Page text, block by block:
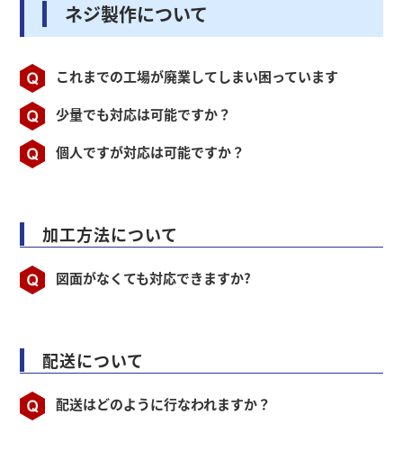
ネジ製作について
これまでの工場が廃業してしまい困っています
少量でも対応は可能ですか？
個人ですが対応は可能ですか？
加工方法について
図面がなくても対応できますか?
配送について
配送はどのように行なわれますか？